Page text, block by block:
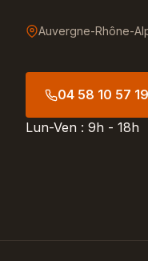
Auvergne-Rhône-
04 58 10 57 19
Lun-Ven : 9h - 18h